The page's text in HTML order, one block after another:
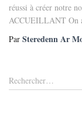
réussi à créer notre
ACCUEILLANT On
Par Steredenn Ar
R
e
Rechercher…